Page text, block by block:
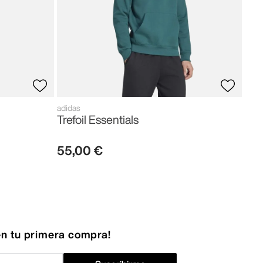
adidas
Trefoil Essentials
55,00 €
tu primera compra!